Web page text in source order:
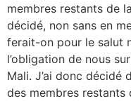
membres restants de
décidé, non sans en
ferait-on pour le salut
l’obligation de nous
Mali. J’ai donc décidé
des membres